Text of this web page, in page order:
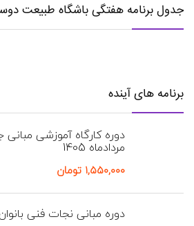
جدول برنامه هفتگی باشگاه طبیعت
برنامه های آینده
دوره کارگاه آموزشی
مردادماه 1405
۱,۵۵۰,۰۰۰ تومان
دوره مبانی نجات فنی بانوان در